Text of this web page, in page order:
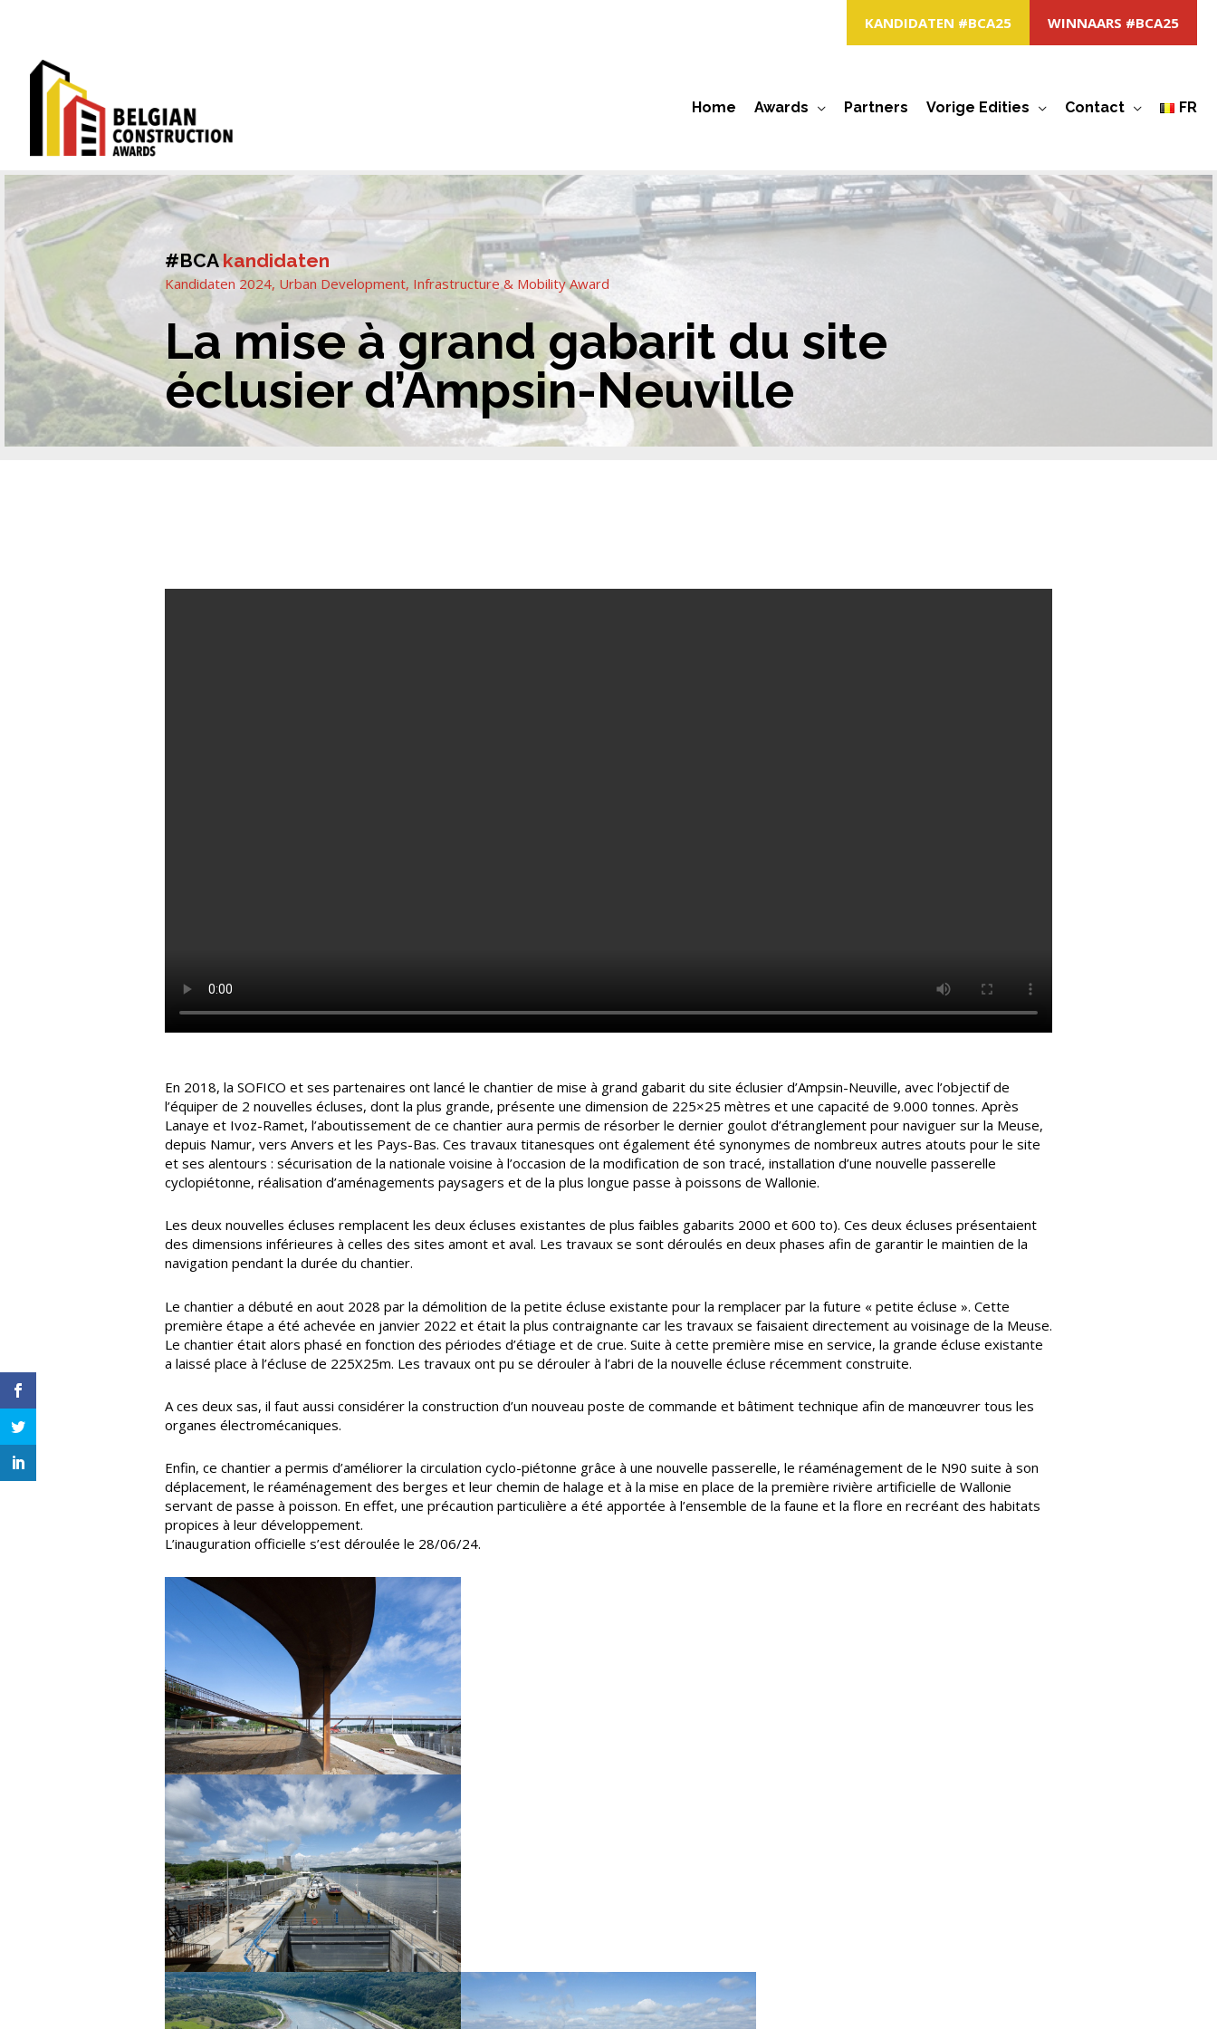
KANDIDATEN #BCA25 WINNAARS #BCA25
Home Awards Partners Vorige Edities Contact FR
#BCA kandidaten
Kandidaten 2024, Urban Development, Infrastructure & Mobility Award
La mise à grand gabarit du site
éclusier d’Ampsin-Neuville
En 2018, la SOFICO et ses partenaires ont lancé le chantier de mise à grand gabarit du site éclusier d’Ampsin-Neuville, avec l’objectif de
l’équiper de 2 nouvelles écluses, dont la plus grande, présente une dimension de 225×25 mètres et une capacité de 9.000 tonnes. Après
Lanaye et Ivoz-Ramet, l’aboutissement de ce chantier aura permis de résorber le dernier goulot d’étranglement pour naviguer sur la Meuse,
depuis Namur, vers Anvers et les Pays-Bas. Ces travaux titanesques ont également été synonymes de nombreux autres atouts pour le site
et ses alentours : sécurisation de la nationale voisine à l’occasion de la modification de son tracé, installation d’une nouvelle passerelle
cyclopiétonne, réalisation d’aménagements paysagers et de la plus longue passe à poissons de Wallonie.
Les deux nouvelles écluses remplacent les deux écluses existantes de plus faibles gabarits 2000 et 600 to). Ces deux écluses présentaient
des dimensions inférieures à celles des sites amont et aval. Les travaux se sont déroulés en deux phases afin de garantir le maintien de la
navigation pendant la durée du chantier.
Le chantier a débuté en aout 2028 par la démolition de la petite écluse existante pour la remplacer par la future « petite écluse ». Cette
première étape a été achevée en janvier 2022 et était la plus contraignante car les travaux se faisaient directement au voisinage de la Meuse.
Le chantier était alors phasé en fonction des périodes d’étiage et de crue. Suite à cette première mise en service, la grande écluse existante
a laissé place à l’écluse de 225X25m. Les travaux ont pu se dérouler à l’abri de la nouvelle écluse récemment construite.
A ces deux sas, il faut aussi considérer la construction d’un nouveau poste de commande et bâtiment technique afin de manœuvrer tous les
organes électromécaniques.
Enfin, ce chantier a permis d’améliorer la circulation cyclo-piétonne grâce à une nouvelle passerelle, le réaménagement de le N90 suite à son
déplacement, le réaménagement des berges et leur chemin de halage et à la mise en place de la première rivière artificielle de Wallonie
servant de passe à poisson. En effet, une précaution particulière a été apportée à l’ensemble de la faune et la flore en recréant des habitats
propices à leur développement.
L’inauguration officielle s’est déroulée le 28/06/24.